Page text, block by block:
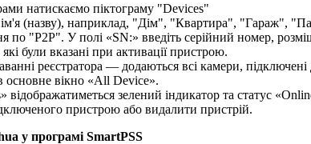
натискаємо піктограму "Devices"
(назву), наприклад, "Дім", "Квартира", "Гараж",
"P2P". У полі «SN:» введіть серійний номер,
були вказані при активації пристрою.
реєстратора — додаються всі камери, підключені
основне вікно «All Device».
зелений індикатор та статус
пристрою або видалити пристрій.
у програмі SmartPSS